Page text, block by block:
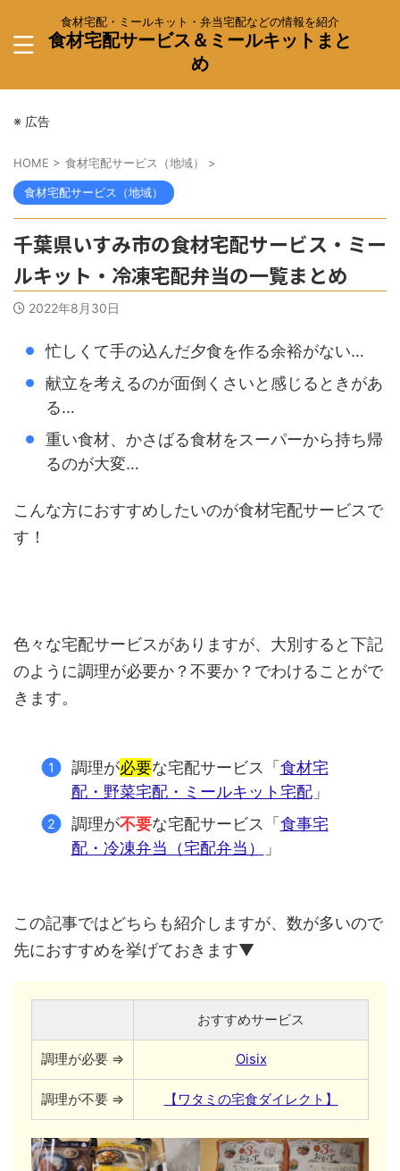
食材宅配・ミールキット・弁当宅配などの情報を紹介
食材宅配サービス＆ミールキットまと
め
※ 広告
HOME > 食材宅配サービス（地域） >
食材宅配サービス（地域）
千葉県いすみ市の食材宅配サービス・ミー
ルキット・冷凍宅配弁当の一覧まとめ
2022年8月30日
忙しくて手の込んだ夕食を作る余裕がない…
献立を考えるのが面倒くさいと感じるときがあ
る…
重い食材、かさばる食材をスーパーから持ち帰
るのが大変…
こんな方におすすめしたいのが食材宅配サービスで
す！
色々な宅配サービスがありますが、大別すると下記
のように調理が必要か？不要か？でわけることがで
きます。
調理が必要な宅配サービス「食材宅
配・野菜宅配・ミールキット宅配」
調理が不要な宅配サービス「食事宅
配・冷凍弁当（宅配弁当）
」
この記事ではどちらも紹介しますが、数が多いので
先におすすめを挙げておきます▼
おすすめサービス
調理が必要 ⇒ Oisix
調理が不要 ⇒ 【ワタミの宅食ダイレクト】